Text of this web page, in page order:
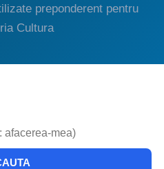
preponderent pentru
Cultura